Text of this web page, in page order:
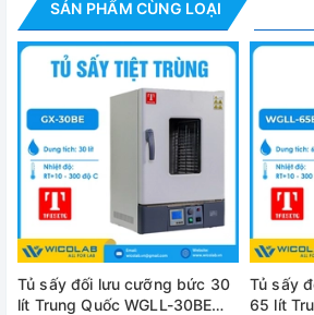
✅ Buồng sấy được làm bằng thép
Cung cấp bao gồm
- Tủ sấy WGLL-45BE
- Khay trữ mẫu: 02 chiếc
- Hướng dẫn sử dụng tiếng Anh và
Thông số kỹ thuật
Model
SẢN PHẨM CÙNG LOẠI
Tủ sấy đối lưu cưỡng bức 30
lít Trung Quốc WGLL-30BE
Tủ sấy
65 lít